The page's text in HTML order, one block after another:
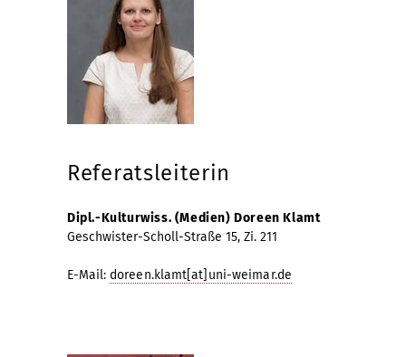
Referatsleiterin
Dipl.-Kulturwiss. (Medien) Doreen Klamt
Geschwister-Scholl-Straße 15, Zi. 211
E-Mail: doreen.klamt[at]uni-weimar.de